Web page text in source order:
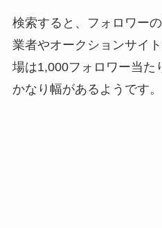
検索すると、フォロワー
業者やオークションサイ
場は1,000フォロワー当た
かなり幅があるようです。